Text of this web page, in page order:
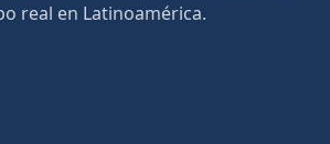
real en Latinoamérica.